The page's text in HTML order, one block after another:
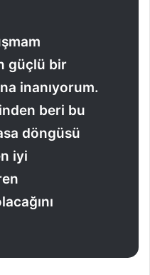
güçlü bir
inanıyorum.
beri bu
döngüsü
iyi